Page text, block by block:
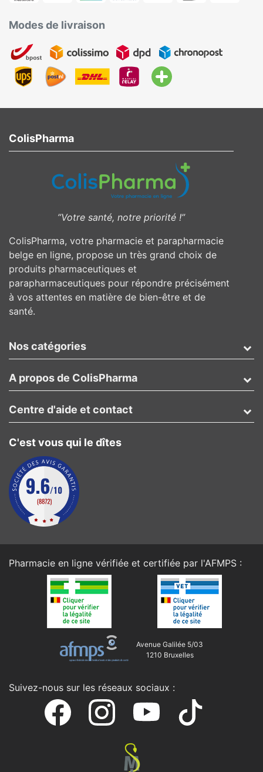
Modes de livraison
ColisPharma
”Votre santé, notre priorité !”
ColisPharma, votre pharmacie et parapharmacie
belge en ligne, propose un très grand choix de
produits pharmaceutiques et
parapharmaceutiques pour répondre précisément
à vos attentes en matière de bien-être et de
santé.
Nos catégories
A propos de ColisPharma
C'est vous qui le dîtes
Centre d'aide et contact
Pharmacie en ligne vérifiée et certifiée par l'AFMPS :
Avenue Galilée 5/03
1210 Bruxelles
Suivez-nous sur les réseaux sociaux :